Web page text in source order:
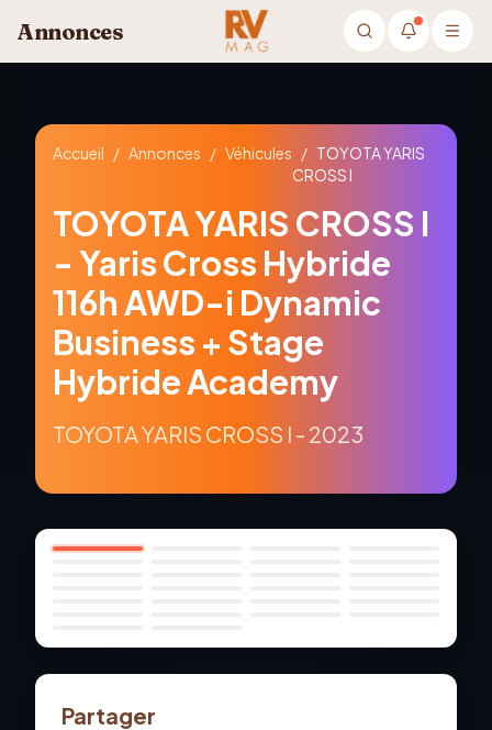
Annonces
Accueil / Annonces / Véhicules / TOYOTA YARIS
CROSS I
TOYOTA YARIS CROSS I
- Yaris Cross Hybride
116h AWD-i Dynamic
Business + Stage
Hybride Academy
TOYOTA YARIS CROSS I - 2023
1/26
Partager